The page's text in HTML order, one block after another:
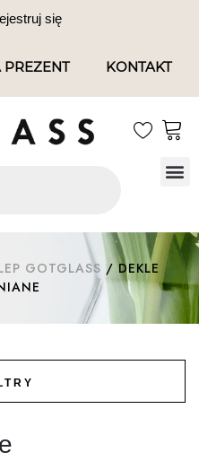
się
PREZENT KONTAKT
GOTGLASS / DEKLE